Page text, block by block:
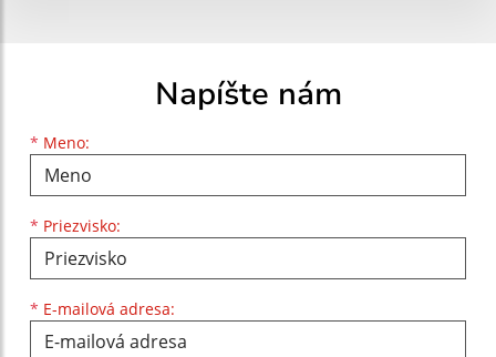
Napíšte nám
* Meno:
Meno
* Priezvisko:
Priezvisko
* E-mailová adresa:
E-mailová adresa